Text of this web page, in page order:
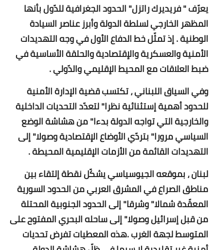
يعرّف " فريديرك راتزل" الحدود الجغرافية للدّول بأنها
المظهر الخارجي لسلطة الدولة وأبرز عناصر السيادة
الوطنية . إذ تمثّل خط الدفاع الأول في وجه التهديدات
الأمنية والعسكرية والإقتصادية والحلقة الأساسية في
ضبط العلاقات مع المحيط الإقليمي والدّولي .
وفي السياق اللبناني ، تكتسب قضية الإدارة الأمنية
للحدود أهمية إستثنائية نظرا" لتعدّد التحديات الداخلية
والخارجية التي تواجه الدولة بدءا" من هشاشة الوضع
السياسي مرورا" بتردّي الأوضاع الإقتصادية وصولا" إلى
التهديدات القائمة من الأزمات الإقليمية المحيطة .
لبنان ، بموقعه الجيوسياسي يشكّل نقطة إلتقاء بين
مناطق الصراع في المشرق العربي من الحدود السورية
المعقّدة شمالا" وشرقا" إلى الحدود الجنوبية المحتلة
من قبل إسرائيل وصولا" إلى ساحله البحري المفتوح على
المتوسط لجهة الغرب .هذه المعطيات تفرض تحديات